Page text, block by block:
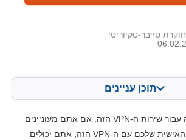
חוקרת סייבר-סקיוריטי
תוכן עניינים
4.4
סקירה עדיין לא זמינה עבור שירות ה-VPN הזה. אם אתם מעוניינים
לשתף את ההתנסות האישית שלכם עם ה-VPN הזה, אתם יכולים